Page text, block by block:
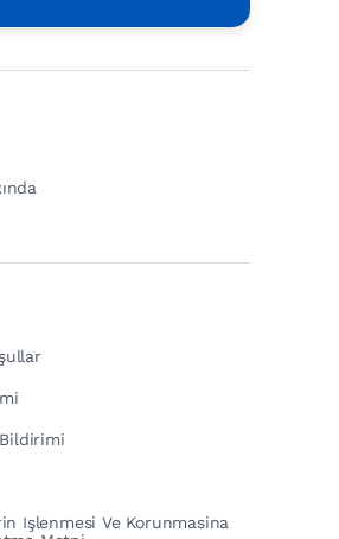
Işlenmesi Ve Korunmasina